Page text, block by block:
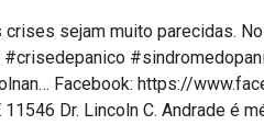
sejam muito parecidas.
Facebook: https://
Dr. Lincoln C. Andrade é